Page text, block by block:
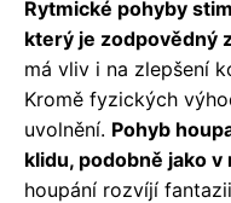
Rytmické pohyby
který je zodpovědný
má vliv i na zlepšení
Kromě fyzických
uvolnění. Pohyb
klidu, podobně jako v
houpání rozvíjí